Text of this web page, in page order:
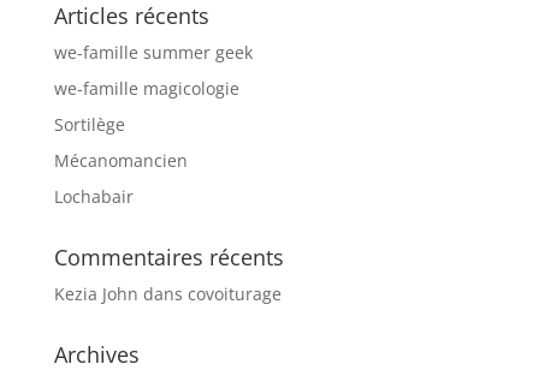
Articles récents
we-famille summer geek
we-famille magicologie
Sortilège
Mécanomancien
Lochabair
Commentaires récents
Kezia John dans covoiturage
Archives